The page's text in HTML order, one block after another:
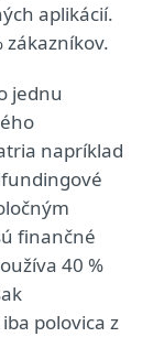
aplikácií.
zákazníkov.
jednu
napríklad
finančné
40 %
polovica z